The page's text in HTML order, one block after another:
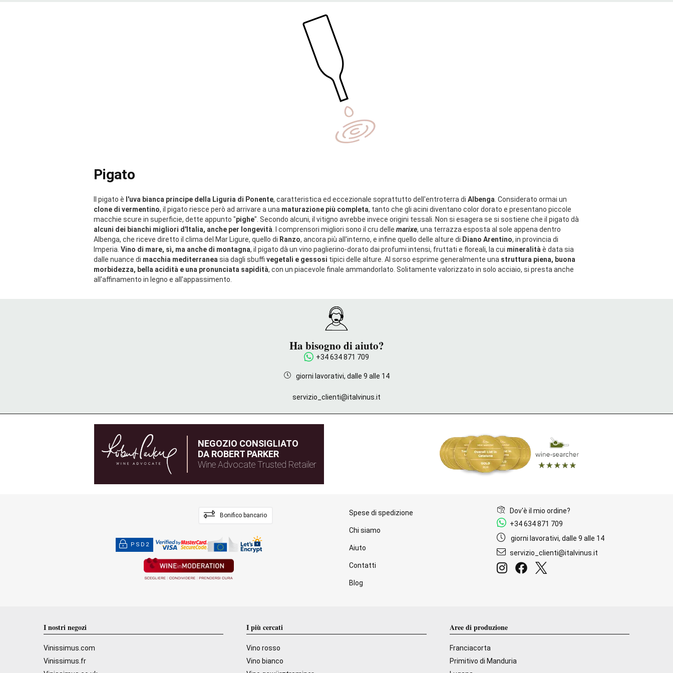
Pigato
Il pigato è l'uva bianca principe della Liguria di Ponente, caratteristica ed eccezionale soprattutto dell'entroterra di Albenga. Considerato ormai un
clone di vermentino, il pigato riesce però ad arrivare a una maturazione più completa, tanto che gli acini diventano color dorato e presentano piccole
macchie scure in superficie, dette appunto "pighe". Secondo alcuni, il vitigno avrebbe invece origini tessali. Non si esagera se si sostiene che il pigato dà
alcuni dei bianchi migliori d'Italia, anche per longevità. I comprensori migliori sono il cru delle marixe, una terrazza esposta al sole appena dentro
Albenga, che riceve diretto il clima del Mar Ligure, quello di Ranzo, ancora più all'interno, e infine quello delle alture di Diano Arentino, in provincia di
Imperia. Vino di mare, sì, ma anche di montagna, il pigato dà un vino paglierino-dorato dai profumi intensi, fruttati e floreali, la cui mineralitàè data sia
dalle nuance di macchia mediterraneasia dagli sbuffi vegetali e gessosi tipici delle alture. Al sorso esprime generalmente una struttura piena, buona
morbidezza, bella acidità e una pronunciata sapidità, con un piacevole finale ammandorlato. Solitamente valorizzato in solo acciaio, si presta anche
all'affinamento in legno e all'appassimento.
Ha bisogno di aiuto?
+34 634 871 709
giorni lavorativi, dalle 9 alle 14
servizio_clienti@italvinus.it
NEGOZIO CONSIGLIATO
DA ROBERT PARKER
Wine Advocate Trusted Retailer
Bonifico bancario
PSD2
Spese di spedizione
Chi siamo
Aiuto
Contatti
Blog
Dov'è il mio ordine?
+34 634 871 709
giorni lavorativi, dalle 9 alle 14
servizio_clienti@italvinus.it
I nostri negozi
Vinissimus.com
Vinissimus.fr
I più cercati
Vino rosso
Vino bianco
Aree di produzione
Franciacorta
Primitivo di Manduria